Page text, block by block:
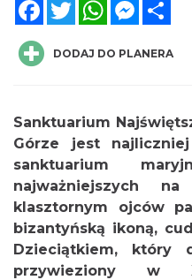
DODAJ DO PLANERA
Sanktuarium
Górze jest
sanktuarium
najważniejszych
klasztornym ojców
bizantyńską ikoną,
Dzieciątkiem, który
przywieziony w